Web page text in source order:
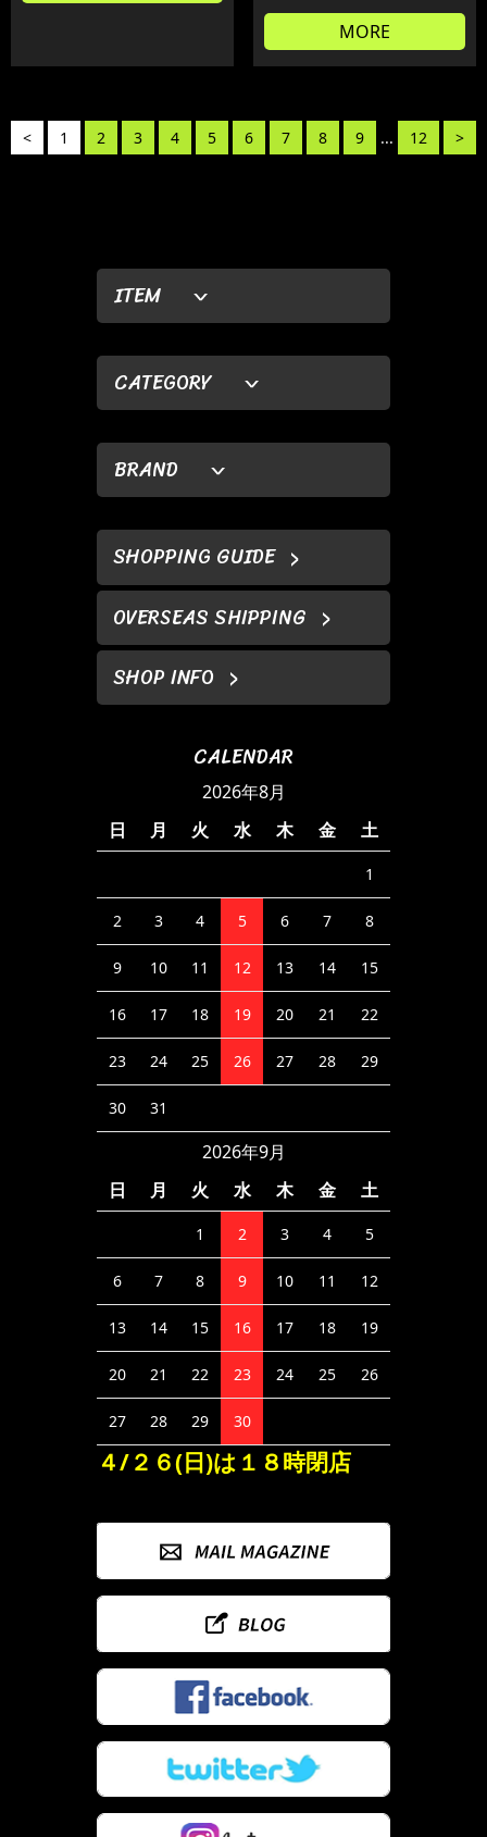
ITEM
CATEGORY
BRAND
SHOPPING GUIDE
OVERSEAS SHIPPING
SHOP INFO
CALENDAR
2026年8月
日
月 火 水 木 金 土
1
2 3 4 5 6 7 8
9 10 11 12 13 14 15
16 17 18 19 20 21 22
23 24 25 26 27 28 29
30 31
2026年9月
日
月 火 水 木 金 土
1 2 3 4 5
6 7 8 9 10 11 12
13 14 15 16 17 18 19
20 21 22 23 24 25 26
27 28 29 30
４/２６(日)は１８時閉店
MORE
< 1 2 3 4 5 6 7 8 9 ... 12 >